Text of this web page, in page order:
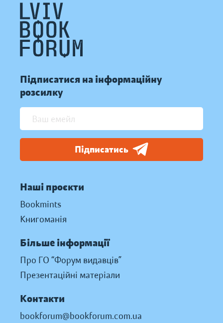
Підписатися на інформаційну
розсилку
Підписатись
Наші проєкти
Bookmints
Книгоманія
Більше інформації
Про ГО “Форум видавців”
Презентаційні матеріали
Контакти
bookforum@bookforum.com.ua